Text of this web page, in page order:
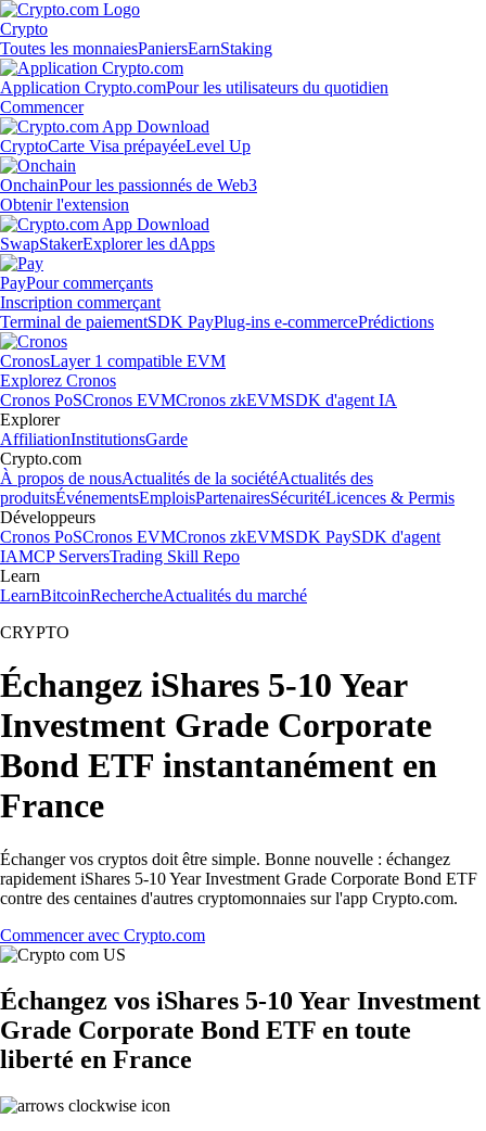
Crypto
Toutes les monnaiesPaniersEarnStaking
Application Crypto.comPour les utilisateurs du quotidien
Commencer
CryptoCarte Visa prépayéeLevel Up
OnchainPour les passionnés de Web3
Obtenir l'extension
SwapStakerExplorer les dApps
PayPour commerçants
Inscription commerçant
Terminal de paiementSDK PayPlug-ins e-commercePrédictions
CronosLayer 1 compatible EVM
Explorez Cronos
Cronos PoSCronos EVMCronos zkEVMSDK d'agent IA
Explorer
AffiliationInstitutionsGarde
Crypto.com
À propos de nousActualités de la sociétéActualités des
produitsÉvénementsEmploisPartenairesSécuritéLicences & Permis
Développeurs
Cronos PoSCronos EVMCronos zkEVMSDK PaySDK d'agent
IAMCP ServersTrading Skill Repo
Learn
LearnBitcoinRechercheActualités du marché
CRYPTO
Échangez iShares 5-10 Year
Investment Grade Corporate
Bond ETF instantanément en
France
Échanger vos cryptos doit être simple. Bonne nouvelle : échangez
rapidement iShares 5-10 Year Investment Grade Corporate Bond ETF
contre des centaines d'autres cryptomonnaies sur l'app Crypto.com.
Commencer avec Crypto.com
Échangez vos iShares 5-10 Year Investment
Grade Corporate Bond ETF en toute
liberté en France